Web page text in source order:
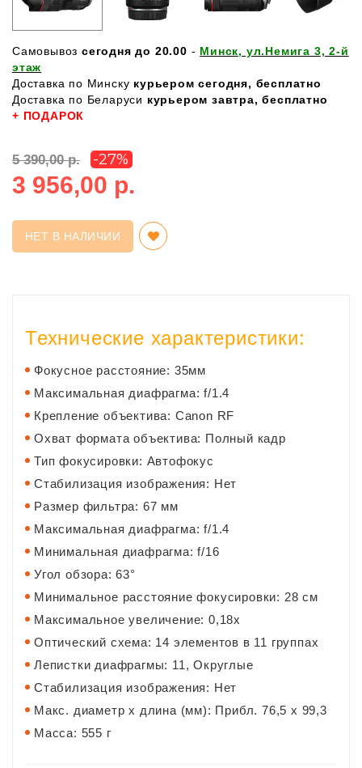
Самовывоз сегодня до 20.00 - Минск, ул.Немига 3, 2-й
этаж
Доставка по Минску курьером сегодня, бесплатно
Доставка по Беларуси курьером завтра, бесплатно
+ ПОДАРОК
5 390,00 р. -27%
3 956,00 р.
НЕТ В НАЛИЧИИ
Технические характеристики:
Фокусное расстояние: 35мм
Максимальная диафрагма: f/1.4
Крепление объектива: Canon RF
Охват формата объектива: Полный кадр
Тип фокусировки: Автофокус
Стабилизация изображения: Нет
Размер фильтра: 67 мм
Максимальная диафрагма: f/1.4
Минимальная диафрагма: f/16
Угол обзора: 63°
Минимальное расстояние фокусировки: 28 см
Максимальное увеличение: 0,18x
Оптический схема: 14 элементов в 11 группах
Лепистки диафрагмы: 11, Округлые
Стабилизация изображения: Нет
Макс. диаметр x длина (мм): Прибл. 76,5 x 99,3
Масса: 555 г